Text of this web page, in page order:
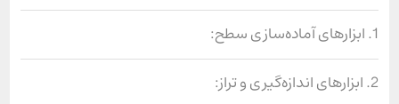
1. ابزارهای آماده‌سازی سطح:
2. ابزارهای اندازه‌گیری و تراز: